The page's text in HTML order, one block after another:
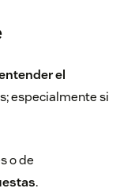
el
especialmente si
o de
.